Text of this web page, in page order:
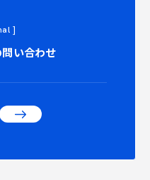
]
い合わせ